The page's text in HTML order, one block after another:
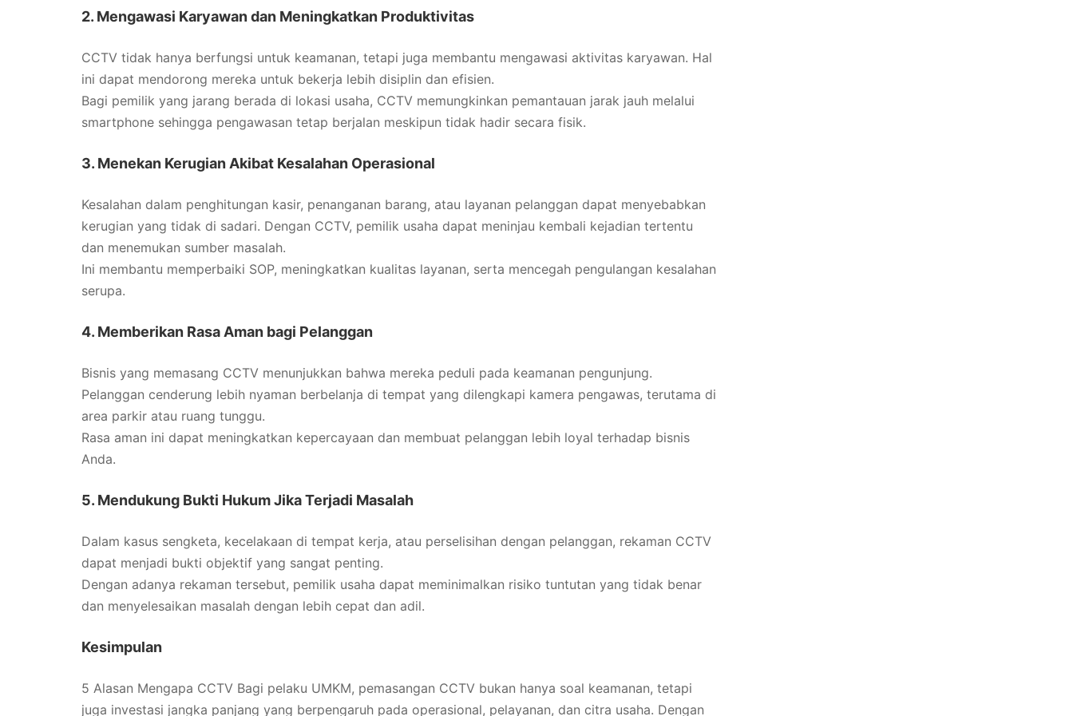
2. Mengawasi Karyawan dan Meningkatkan Produktivitas
CCTV tidak hanya berfungsi untuk keamanan, tetapi juga membantu mengawasi aktivitas karyawan. Hal
ini dapat mendorong mereka untuk bekerja lebih disiplin dan efisien.
Bagi pemilik yang jarang berada di lokasi usaha, CCTV memungkinkan pemantauan jarak jauh melalui
smartphone sehingga pengawasan tetap berjalan meskipun tidak hadir secara fisik.
3. Menekan Kerugian Akibat Kesalahan Operasional
Kesalahan dalam penghitungan kasir, penanganan barang, atau layanan pelanggan dapat menyebabkan
kerugian yang tidak di sadari. Dengan CCTV, pemilik usaha dapat meninjau kembali kejadian tertentu
dan menemukan sumber masalah.
Ini membantu memperbaiki SOP, meningkatkan kualitas layanan, serta mencegah pengulangan kesalahan
serupa.
4. Memberikan Rasa Aman bagi Pelanggan
Bisnis yang memasang CCTV menunjukkan bahwa mereka peduli pada keamanan pengunjung.
Pelanggan cenderung lebih nyaman berbelanja di tempat yang dilengkapi kamera pengawas, terutama di
area parkir atau ruang tunggu.
Rasa aman ini dapat meningkatkan kepercayaan dan membuat pelanggan lebih loyal terhadap bisnis
Anda.
5. Mendukung Bukti Hukum Jika Terjadi Masalah
Dalam kasus sengketa, kecelakaan di tempat kerja, atau perselisihan dengan pelanggan, rekaman CCTV
dapat menjadi bukti objektif yang sangat penting.
Dengan adanya rekaman tersebut, pemilik usaha dapat meminimalkan risiko tuntutan yang tidak benar
dan menyelesaikan masalah dengan lebih cepat dan adil.
Kesimpulan
5 Alasan Mengapa CCTV Bagi pelaku UMKM, pemasangan CCTV bukan hanya soal keamanan, tetapi
juga investasi jangka panjang yang berpengaruh pada operasional, pelayanan, dan citra usaha. Dengan